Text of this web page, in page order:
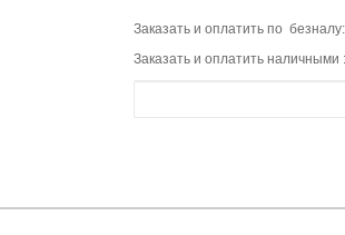
Заказать и оплатить по
Заказать и оплатить наличными